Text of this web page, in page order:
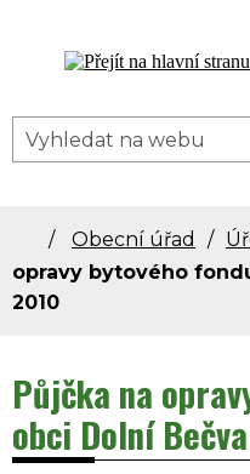
Dolní Bečva - oficiální stránky
Obecní úřad
opravy bytového
2010
Půjčka na
obci Dolní